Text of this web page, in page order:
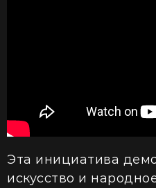
Эта инициатива
искусство и